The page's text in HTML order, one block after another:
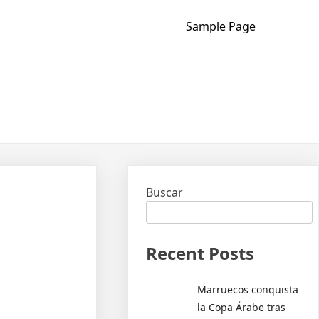
Sample Page
Buscar
Recent Posts
Marruecos conquista
la Copa Árabe tras